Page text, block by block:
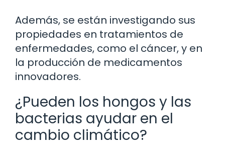
Además, se están investigando sus
propiedades en tratamientos de
enfermedades, como el cáncer, y en
la producción de medicamentos
innovadores.
¿Pueden los hongos y las
bacterias ayudar en el
cambio climático?